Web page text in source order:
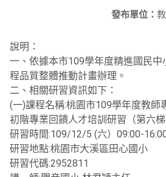
發布單位：
說明：
一、依據本市109學年度精進國民
程品質整體推動計畫辦理。
二、相關研習資訊如下：
(一)課程名稱:桃園市109學年度教師
初階專業回饋人才培訓研習（第六梯
研習時間:109/12/5 (六）09:00-
研習地點:桃園市大溪區田心國小
研習代碼:2952811